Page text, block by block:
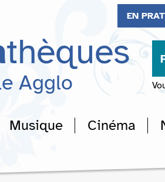
EN
thèques
Agglo
Musique Cinéma